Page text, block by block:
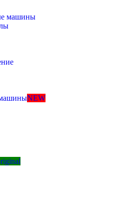
машины
NEW